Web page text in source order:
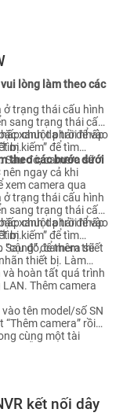
lòng làm theo các
ở trạng thái cấu hình
sang trạng thái cấu
xanh da trời nhấp
bị.
chuột phải để vào
kiếm” để tìm
Sau đó, camera sẽ
nên ngay cả khi
xem camera qua
theo các bước dưới
ở trạng thái cấu hình
sang trạng thái cấu
xanh da trời nhấp
bị.
chuột phải để vào
kiếm” để tìm
Sau đó, camera sẽ
“cộng” để thêm thiết
thiết bị. Làm
hoàn tất quá trình
Thêm camera
vào tên model/số SN
camera” rồi
cùng một tài
dẫn trên thiết bị di
kết nối dây